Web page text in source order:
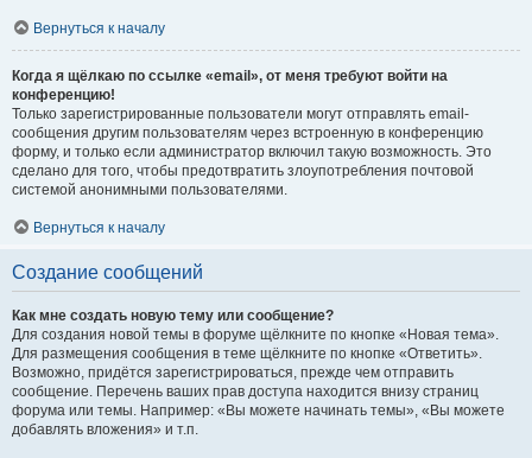
Вернуться к началу
Когда я щёлкаю по ссылке «email», от меня требуют войти на
конференцию!
Только зарегистрированные пользователи могут отправлять email-
сообщения другим пользователям через встроенную в конференцию
форму, и только если администратор включил такую возможность. Это
сделано для того, чтобы предотвратить злоупотребления почтовой
системой анонимными пользователями.
Вернуться к началу
Создание сообщений
Как мне создать новую тему или сообщение?
Для создания новой темы в форуме щёлкните по кнопке «Новая тема».
Для размещения сообщения в теме щёлкните по кнопке «Ответить».
Возможно, придётся зарегистрироваться, прежде чем отправить
сообщение. Перечень ваших прав доступа находится внизу страниц
форума или темы. Например: «Вы можете начинать темы», «Вы можете
добавлять вложения» и т.п.